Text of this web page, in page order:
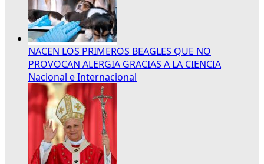
NACEN LOS PRIMEROS BEAGLES QUE NO
PROVOCAN ALERGIA GRACIAS A LA CIENCIA
Nacional e Internacional